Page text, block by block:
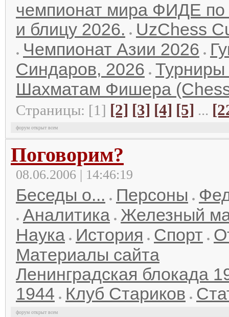
чемпионат мира ФИДЕ по
и блицу 2026.
UzChess
Чемпионат Азии 2026
Синдаров, 2026 Турниры
Шахматам Фишера
Страницы: [1] [2] [3] [4] [5] ...
форум открыт всем
Поговорим?
08.06.2006 | 14:46:19
Беседы о... Персоны
Аналитика Железный
Наука
История Спорт
Материалы сайта
Ленинградская блокада
1944
Клуб Стариков
форум открыт всем